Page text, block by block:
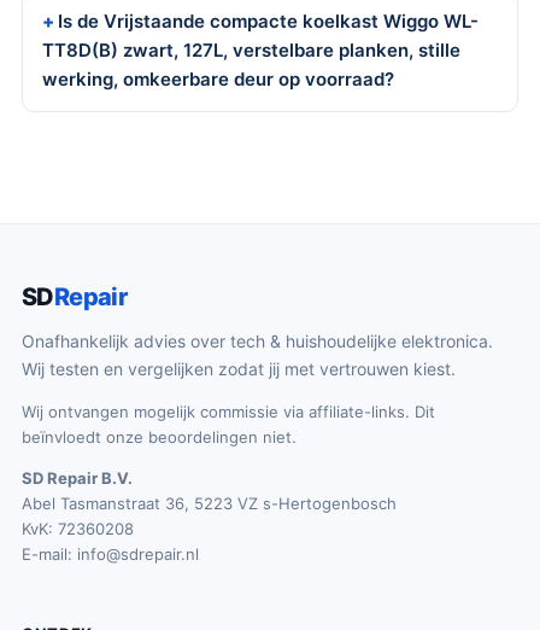
Is de Vrijstaande compacte koelkast Wiggo WL-
TT8D(B) zwart, 127L, verstelbare planken, stille
werking, omkeerbare deur op voorraad?
SDRepair
Onafhankelijk advies over tech & huishoudelijke elektronica.
Wij testen en vergelijken zodat jij met vertrouwen kiest.
Wij ontvangen mogelijk commissie via affiliate-links. Dit
beïnvloedt onze beoordelingen niet.
SD Repair B.V.
Abel Tasmanstraat 36, 5223 VZ s-Hertogenbosch
KvK: 72360208
E-mail: info@sdrepair.nl